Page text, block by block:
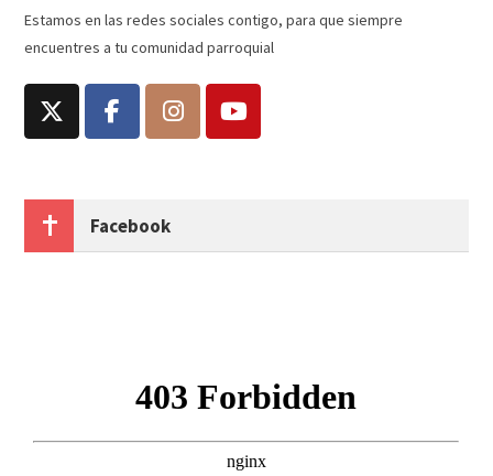
Estamos en las redes sociales contigo, para que siempre
encuentres a tu comunidad parroquial
Facebook